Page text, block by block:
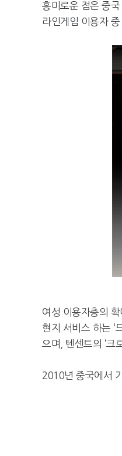
흥미로운 점은 중
라인게임 이용자
여성 이용자층의
현지 서비스 하는 ‘
으며, 텐센트의 ‘크
2010년 중국에서